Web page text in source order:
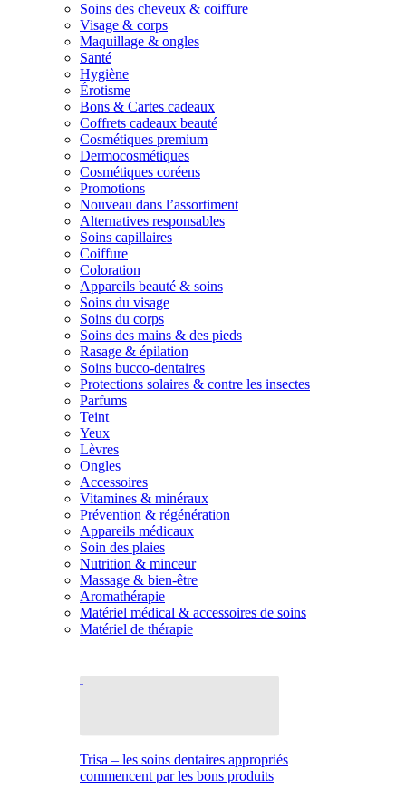
Soins des cheveux & coiffure
Visage & corps
Maquillage & ongles
Santé
Hygiène
Érotisme
Bons & Cartes cadeaux
Coffrets cadeaux beauté
Cosmétiques premium
Dermocosmétiques
Cosmétiques coréens
Promotions
Nouveau dans l’assortiment
Alternatives responsables
Soins capillaires
Coiffure
Coloration
Appareils beauté & soins
Soins du visage
Soins du corps
Soins des mains & des pieds
Rasage & épilation
Soins bucco-dentaires
Protections solaires & contre les insectes
Parfums
Teint
Yeux
Lèvres
Ongles
Accessoires
Vitamines & minéraux
Prévention & régénération
Appareils médicaux
Soin des plaies
Nutrition & minceur
Massage & bien-être
Aromathérapie
Matériel médical & accessoires de soins
Matériel de thérapie
Trisa – les soins dentaires appropriés
commencent par les bons produits